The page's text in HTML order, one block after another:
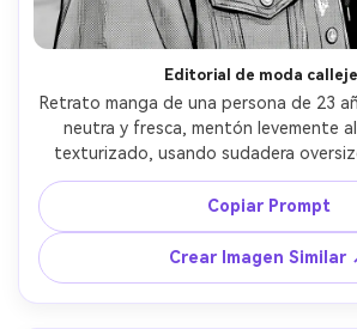
Editorial de moda
Retrato manga de una persona de 23
neutra y fresca, mentón levemente
texturizado, usando sudadera
vaquera y aros de oreja, fondo de
graffitis sutiles, luz suave nublada,
definidas, sombreado de screentone
tres cuartos, mood moderno y estiloso,
lente 85mm, poca profundidad de
Copiar Prompt
Crear Imagen Similar